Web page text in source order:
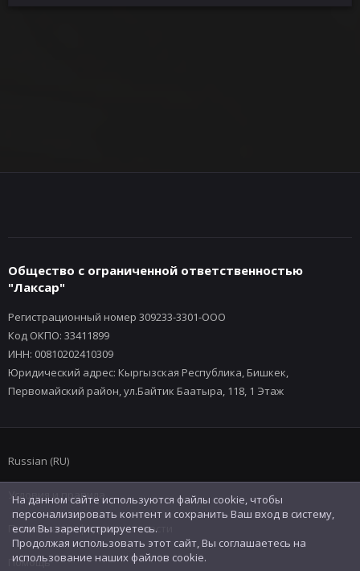
Общество с ограниченной ответственностью
"Лаксар"
Регистрационный номер 309233-3301-ООО
Код ОКПО: 33411899
ИНН: 00810202410309
Юридический адрес: Кыргызская Республика, Бишкек,
Первомайский район, ул.Байтик Баатыра, 118, 1 Этаж
Russian (RU)
Условия и правила
Политика конфиденциальности
Помощь
На данном сайте используются файлы cookie, чтобы
персонализировать контент и сохранить Ваш вход в систему,
если Вы зарегистрируетесь.
Продолжая использовать этот сайт, Вы соглашаетесь на
использование наших файлов cookie.